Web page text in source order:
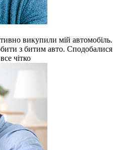
викупили мій автомобіль.
з битим авто. Сподобалися
чітко